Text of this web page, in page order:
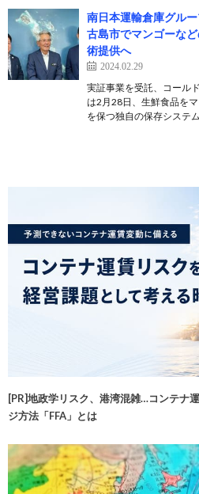
南日本運輸倉庫グル
古島市でマンゴーな
術提供へ
2024.02.29
実証事業を受託、コール
は2月28日、生鮮食品を
を保つ独自の保存システ
[PR]地政学リスク、港湾混雑…コンテナ
ジ方法「FFA」とは